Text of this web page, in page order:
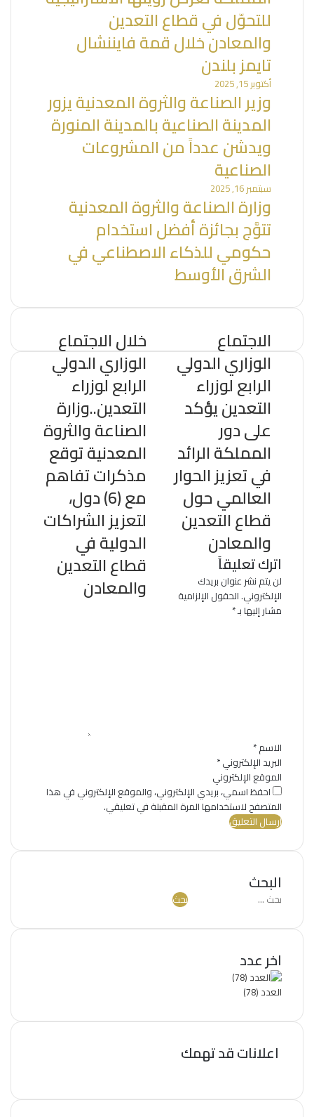
للتحوّل في قطاع التعدين
والمعادن خلال قمة فايننشال
تايمز بلندن
أكتوبر 15, 2025
وزير الصناعة والثروة المعدنية يزور
المدينة الصناعية بالمدينة المنورة
ويدشن عدداً من المشروعات
الصناعية
سبتمبر 16, 2025
وزارة الصناعة والثروة المعدنية
تتوَّج بجائزة أفضل استخدام
حكومي للذكاء الاصطناعي في
الشرق الأوسط
خلال الاجتماع
الوزاري الدولي
الرابع لوزراء
التعدين..وزارة
الصناعة والثروة
المعدنية توقع
مذكرات تفاهم
مع (6) دول،
لتعزيز الشراكات
الدولية في
قطاع التعدين
والمعادن
الاجتماع
الوزاري الدولي
الرابع لوزراء
التعدين يؤكد
على دور
المملكة الرائد
في تعزيز الحوار
العالمي حول
قطاع التعدين
والمعادن
اترك تعليقاً
لن يتم نشر عنوان بريدك
الإلكتروني.الحقول الإلزامية
مشار إليها بـ*
الاسم*
البريد الإلكتروني*
الموقع الإلكتروني
احفظ اسمي، بريدي الإلكتروني، والموقع الإلكتروني في هذا
المتصفح لاستخدامها المرة المقبلة في تعليقي.
البحث
البحث
اخر عدد
العدد (78)
اعلانات قد تهمك